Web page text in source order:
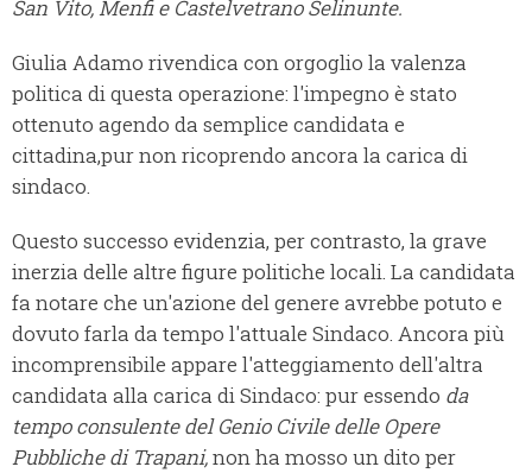
San Vito, Menfi e Castelvetrano Selinunte.
Giulia Adamo rivendica con orgoglio la valenza
politica di questa operazione: l'impegno è stato
ottenuto agendo da semplice candidata e
cittadina,pur non ricoprendo ancora la carica di
sindaco.
Questo successo evidenzia, per contrasto, la grave
inerzia delle altre figure politiche locali. La candidata
fa notare che un'azione del genere avrebbe potuto e
dovuto farla da tempo l'attuale Sindaco. Ancora più
incomprensibile appare l'atteggiamento dell'altra
candidata alla carica di Sindaco: pur essendo da
tempo consulente del Genio Civile delle Opere
Pubbliche di Trapani,non ha mosso un dito per